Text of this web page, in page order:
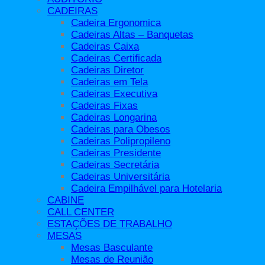
CADEIRAS
Cadeira Ergonomica
Cadeiras Altas – Banquetas
Cadeiras Caixa
Cadeiras Certificada
Cadeiras Diretor
Cadeiras em Tela
Cadeiras Executiva
Cadeiras Fixas
Cadeiras Longarina
Cadeiras para Obesos
Cadeiras Polipropileno
Cadeiras Presidente
Cadeiras Secretária
Cadeiras Universitária
Cadeira Empilhável para Hotelaria
CABINE
CALL CENTER
ESTAÇÕES DE TRABALHO
MESAS
Mesas Basculante
Mesas de Reunião
Cadeiras Gamer
Cadeiras Giratórias
Cadeiras Longarina
Cadeiras para Obesos
Cadeiras Polipropileno
Cadeiras Presidente
Cadeiras Secretária
Cadeiras Universitária
Longarinas Modelo Aeroporto
Call Center
Conjuntos Escolares
Divisórias
Acessórios
Estações de Trabalho
Hotelaria
Cadeira Empilhável para Hotelaria
Mesas
Mesa Alta
Mesa Bistrô
Mesa Ergonômica Certificada
Mesas Basculante
Mesas de Apoio